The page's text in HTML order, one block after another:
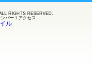
RIGHTS RESERVED.
バー１アクセス
ル